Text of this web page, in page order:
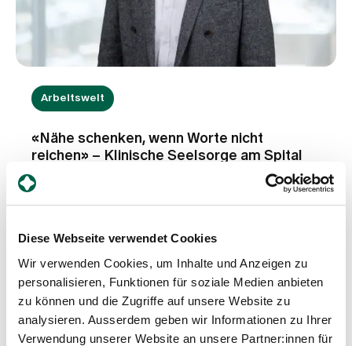
Diese Webseite verwendet Cookies
Wir verwenden Cookies, um Inhalte und Anzeigen zu
personalisieren, Funktionen für soziale Medien anbieten
zu können und die Zugriffe auf unsere Website zu
analysieren. Ausserdem geben wir Informationen zu Ihrer
Verwendung unserer Website an unsere Partner:innen für
Arbeitswelt
«Nähe schenken, wenn Worte nicht
reichen» – Klinische Seelsorge am Spital
Zollikerberg
Klinische Seelsorge ist weit mehr als ein Gespräch:
Krankheit, Krisen und tiefen Lebensfragen. Im
Erfahrungen als Spitalseelsorger – von stillen
Momenten des Miteinanders, vom Umgang mit
Gefühlen der Ohnmacht und davon, wie oft bereits
belastenden Situationen Halt, Trost und
Mehr erfahren